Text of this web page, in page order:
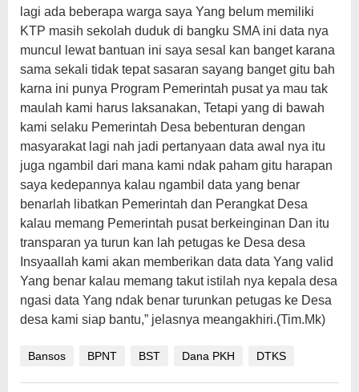
lagi ada beberapa warga saya Yang belum memiliki
KTP masih sekolah duduk di bangku SMA ini data nya
muncul lewat bantuan ini saya sesal kan banget karana
sama sekali tidak tepat sasaran sayang banget gitu bah
karna ini punya Program Pemerintah pusat ya mau tak
maulah kami harus laksanakan, Tetapi yang di bawah
kami selaku Pemerintah Desa bebenturan dengan
masyarakat lagi nah jadi pertanyaan data awal nya itu
juga ngambil dari mana kami ndak paham gitu harapan
saya kedepannya kalau ngambil data yang benar
benarlah libatkan Pemerintah dan Perangkat Desa
kalau memang Pemerintah pusat berkeinginan Dan itu
transparan ya turun kan lah petugas ke Desa desa
Insyaallah kami akan memberikan data data Yang valid
Yang benar kalau memang takut istilah nya kepala desa
ngasi data Yang ndak benar turunkan petugas ke Desa
desa kami siap bantu,” jelasnya meangakhiri.(Tim.Mk)
Bansos BPNT BST Dana PKH DTKS